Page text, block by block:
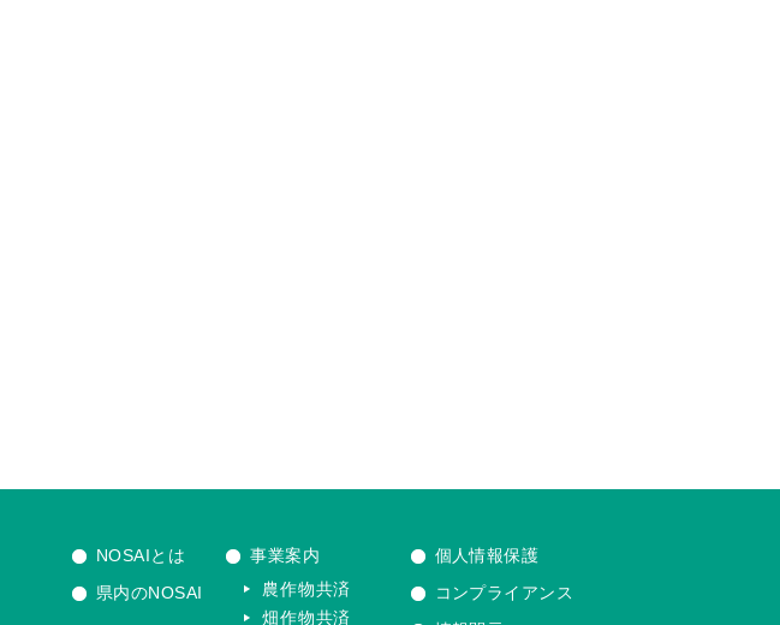
NOSAIとは
県内のNOSAI
事業案内
農作物共済
畑作物共済
個人情報保護
コンプライアンス